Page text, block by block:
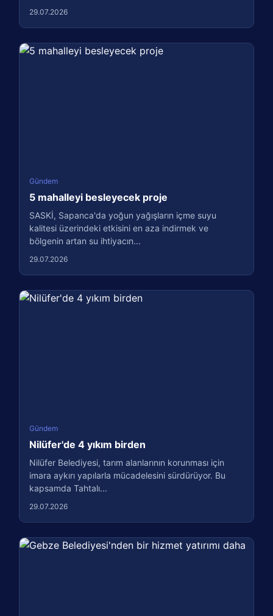
29.07.2026
Gündem
5 mahalleyi besleyecek proje
SASKİ, Sapanca'da yoğun yağışların içme suyu
kalitesi üzerindeki etkisini en aza indirmek ve
bölgenin artan su ihtiyacın...
29.07.2026
Gündem
Nilüfer'de 4 yıkım birden
Nilüfer Belediyesi, tarım alanlarının korunması için
imara aykırı yapılarla mücadelesini sürdürüyor. Bu
kapsamda Tahtalı...
29.07.2026